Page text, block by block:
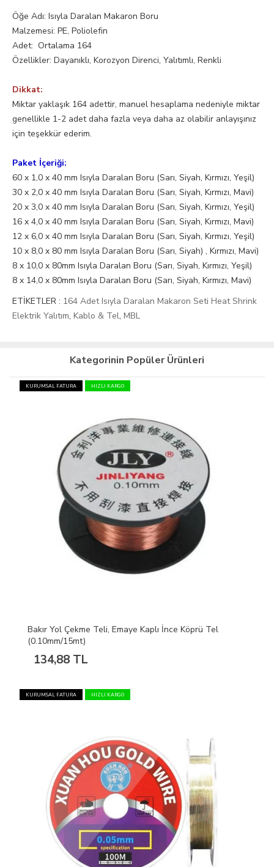
Öğe Adı: Isıyla Daralan Makaron Boru
Malzemesi: PE, Poliolefin
Adet: Ortalama 164
Özellikler: Dayanıklı, Korozyon Direnci, Yalıtımlı, Renkli
Dikkat:
Miktar yaklaşık 164 adettir, manuel hesaplama nedeniyle miktar
genellikle 1-2 adet daha fazla veya daha az olabilir anlayışınız
için teşekkür ederim.
Paket İçeriği:
60 x 1,0 x 40 mm Isıyla Daralan Boru (Sarı, Siyah, Kırmızı, Yeşil)
30 x 2,0 x 40 mm Isıyla Daralan Boru (Sarı, Siyah, Kırmızı, Mavi)
20 x 3,0 x 40 mm Isıyla Daralan Boru (Sarı, Siyah, Kırmızı, Yeşil)
16 x 4,0 x 40 mm Isıyla Daralan Boru (Sarı, Siyah, Kırmızı, Mavi)
12 x 6,0 x 40 mm Isıyla Daralan Boru (Sarı, Siyah, Kırmızı, Yeşil)
10 x 8,0 x 80 mm Isıyla Daralan Boru (Sarı, Siyah) , Kırmızı, Mavi)
8 x 10,0 x 80mm Isıyla Daralan Boru (Sarı, Siyah, Kırmızı, Yeşil)
8 x 14,0 x 80mm Isıyla Daralan Boru (Sarı, Siyah, Kırmızı, Mavi)
ETİKETLER : 164 Adet Isıyla Daralan Makaron Seti Heat Shrink
Elektrik Yalıtım, Kablo & Tel, MBL
Kategorinin Popüler Ürünleri
KURUMSAL FATURA HIZLI KARGO
Bakır Yol Çekme Teli, Emaye Kaplı İnce Köprü Tel
(0.10mm/15mt)
134,88 TL
KURUMSAL FATURA HIZLI KARGO